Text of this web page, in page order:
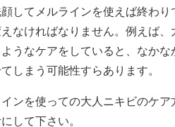
してメルラインを使えば終わ
なければなりません。例えば、
うなケアをしていると、なかな
しまう可能性すらあります。
ンを使っての大人ニキビのケア
して下さい。